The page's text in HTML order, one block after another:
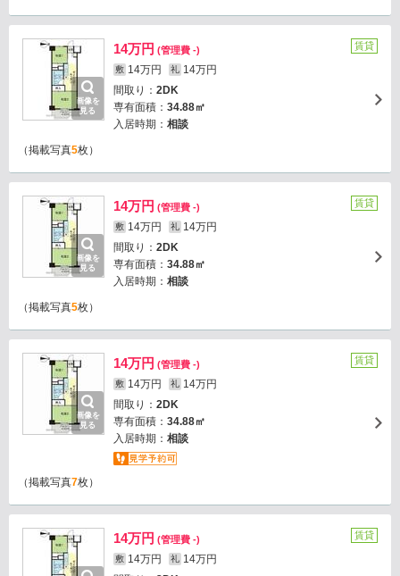
画像を
見る
14万円 (管理費 -)
敷 14万円 礼 14万円
間取り： 2DK
専有面積： 34.88㎡
入居時期： 相談
賃貸
（掲載写真5枚）
画像を
見る
14万円 (管理費 -)
敷 14万円 礼 14万円
間取り： 2DK
専有面積： 34.88㎡
入居時期： 相談
賃貸
（掲載写真5枚）
画像を
見る
14万円 (管理費 -)
敷 14万円 礼 14万円
間取り： 2DK
専有面積： 34.88㎡
入居時期： 相談
賃貸
（掲載写真7枚）
14万円 (管理費 -)
敷 14万円 礼 14万円
賃貸